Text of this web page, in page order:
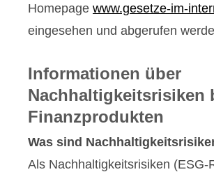
Homepage www.gesetze-im-
eingesehen und abgerufen
Informationen über
Nachhaltigkeitsrisiken
Finanzprodukten
Was sind
Als Nachhaltigkeitsrisiken (ESG-